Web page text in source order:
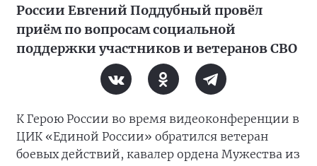
России Евгений Поддубный провёл
приём по вопросам социальной
поддержки участников и ветеранов СВО
К Герою России во время видеоконференции в
ЦИК «Единой России» обратился ветеран
боевых действий, кавалер ордена Мужества из